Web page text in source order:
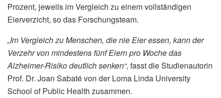
Prozent, jeweils im Vergleich zu einem vollständigen
Eierverzicht, so das Forschungsteam.
„Im Vergleich zu Menschen, die nie Eier essen, kann der
Verzehr von mindestens fünf Eiern pro Woche das
Alzheimer-Risiko deutlich senken“, fasst die Studienautorin
Prof. Dr. Joan Sabaté von der Loma Linda University
School of Public Health zusammen.